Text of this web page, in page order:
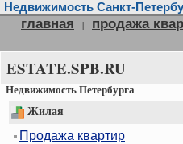
Недвижимость Санкт-
главная | продажа
ESTATE.SPB.RU
Недвижимость Петербурга
Жилая
Продажа квартир